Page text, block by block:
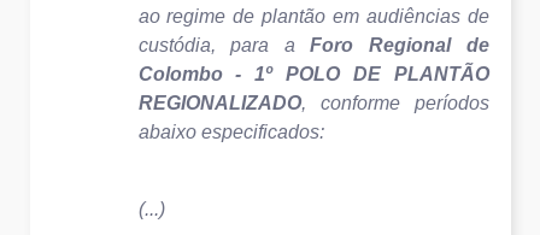
ao regime de plantão em audiências de
custódia, para aForo Regional de
Colombo - 1º POLO DE PLANTÃO
REGIONALIZADO, conforme períodos
abaixo especificados:
(...)